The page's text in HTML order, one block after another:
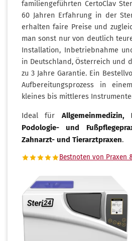
familiengeführten CertoClav
60 Jahren Erfahrung in der
erhalten faire Preise und
man sonst nur von deutlich
Installation, Inbetriebnahme
in Deutschland, Österreich und
zu 3 Jahre Garantie. Ein
Aufbereitungsprozess in
kleines bis mittleres
Ideal für Allgemeinmedizin,
Podologie- und
Zahnarzt- und Tierarztpraxen.
Bestnoten von Praxen